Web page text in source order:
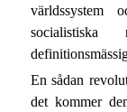
världssystem
En sådan
det kommer